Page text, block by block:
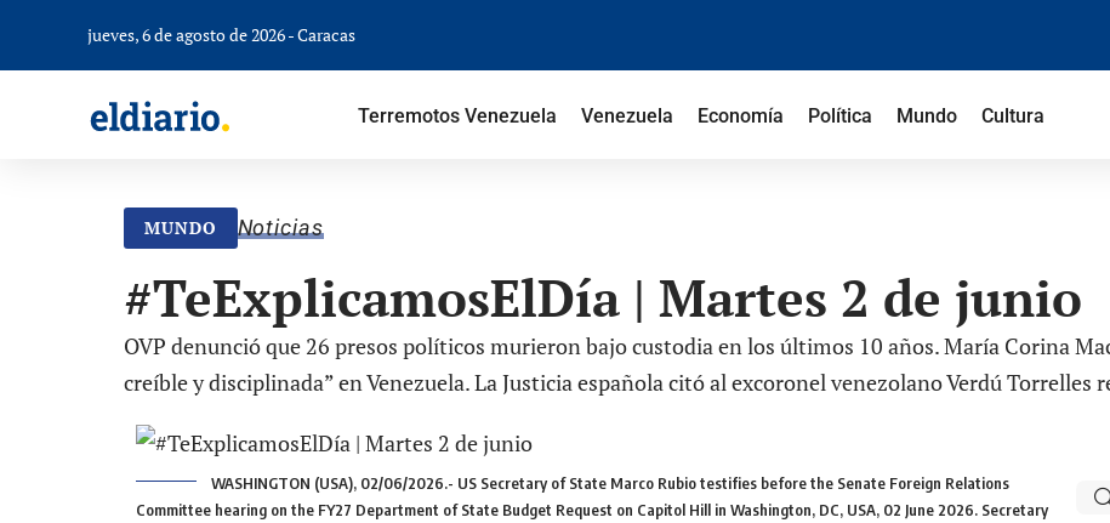
jueves, 6 de agosto de 2026 - Caracas
Terremotos Venezuela Venezuela Economía Política Mundo Cultura
MUNDO Noticias
#TeExplicamosElDía | Martes 2 de junio
OVP denunció que 26 presos políticos murieron bajo custodia en los últimos 10 años. María Corina
creíble y disciplinada” en Venezuela. La Justicia española citó al excoronel venezolano Verdú Torrelles
WASHINGTON (USA), 02/06/2026.- US Secretary of State Marco Rubio testifies before the Senate Foreign Relations
Committee hearing on the FY27 Department of State Budget Request on Capitol Hill in Washington, DC, USA, 02 June 2026. Secretary